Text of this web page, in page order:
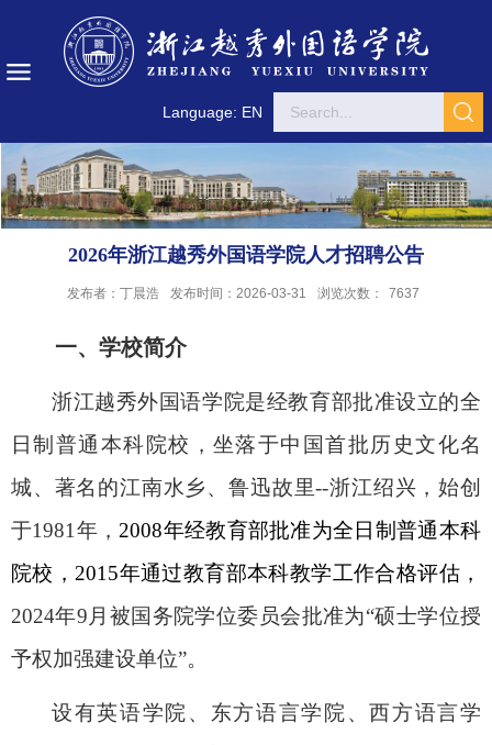
Language: EN
2026年浙江越秀外国语学院人才招聘公告
发布者：丁晨浩 发布时间：2026-03-31 浏览次数： 7637
一、学校简介
浙江越秀外国语学院是经教育部批准设立的全
日制普通本科院校，坐落于中国首批历史文化名
城、著名的江南水乡、鲁迅故里--浙江绍兴，始创
于1981年，2008年经教育部批准为全日制普通本科
院校，2015年通过教育部本科教学工作合格评估，
2024年9月被国务院学位委员会批准为“硕士学位授
予权加强建设单位”。
设有英语学院、东方语言学院、西方语言学